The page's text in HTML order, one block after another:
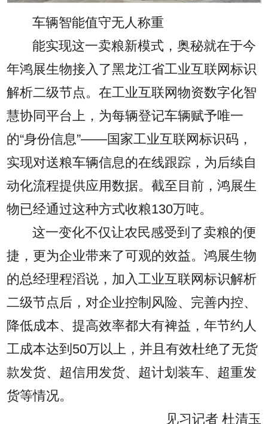
车辆智能值守无人称重
能实现这一卖粮新模式，奥秘就在于今
年鸿展生物接入了黑龙江省工业互联网标识
解析二级节点。在工业互联网物资数字化智
慧协同平台上，为每辆登记车辆赋予唯一
的“身份信息”——国家工业互联网标识码，
实现对送粮车辆信息的在线跟踪，为后续自
动化流程提供应用数据。截至目前，鸿展生
物已经通过这种方式收粮130万吨。
这一变化不仅让农民感受到了卖粮的便
捷，更为企业带来了可观的效益。鸿展生物
的总经理程滔说，加入工业互联网标识解析
二级节点后，对企业控制风险、完善内控、
降低成本、提高效率都大有裨益，年节约人
工成本达到50万以上，并且有效杜绝了无货
款发货、超信用发货、超计划装车、超重发
货等情况。
见习记者 杜清玉